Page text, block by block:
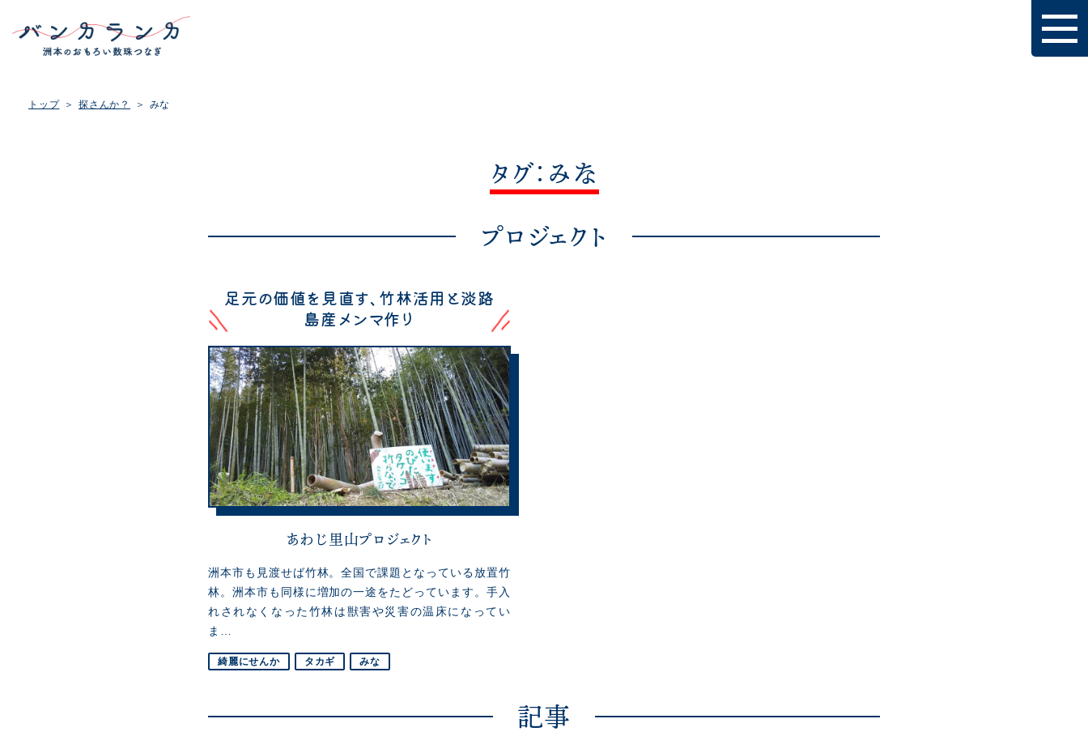
トップ 探さんか？ みな
タグ：みな
プロジェクト
足元の価値を見直す、竹林活用と淡路
島産メンマ作り
あわじ里山プロジェクト
洲本市も見渡せば竹林。全国で課題となっている放置竹
林。洲本市も同様に増加の一途をたどっています。手入
れされなくなった竹林は獣害や災害の温床になってい
ま…
綺麗にせんか タカギ みな
記事